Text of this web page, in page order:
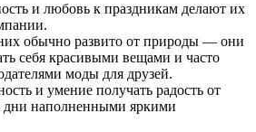
и любовь к праздникам делают их
обычно развито от природы — они
себя красивыми вещами и часто
моды для друзей.
и умение получать радость от
дни наполненными яркими